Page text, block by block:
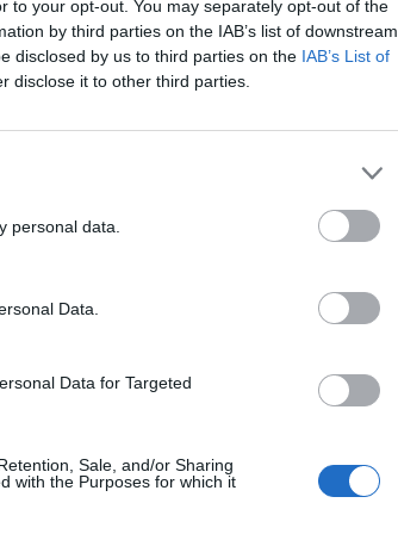
to your opt-out. You may separately opt-out of the
by third parties on the IAB’s list of downstream
disclosed by us to third parties on the IAB’s List of
disclose it to other third parties.
personal data.
Data.
Data for Targeted
Sale, and/or Sharing
with the Purposes for which it
εισοδήματος
νομικού
στοιχείων.
σφάλματος με
να
αποτελέσματα.
που έχουν τη
η ηλεκτρονική
ενώ
μιας στάσης
με την κεντρική